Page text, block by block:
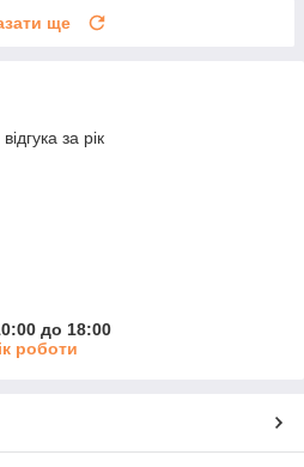
ще
за рік
до 18:00
роботи